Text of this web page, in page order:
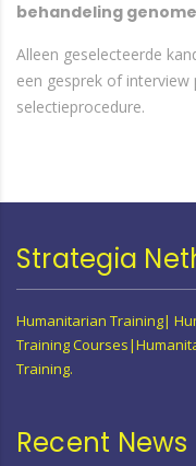
behandeling
Alleen geselecteerde
een gesprek of interview
selectieprocedure.
Strategia
Humanitarian Training|
Training
Training.
Recent News